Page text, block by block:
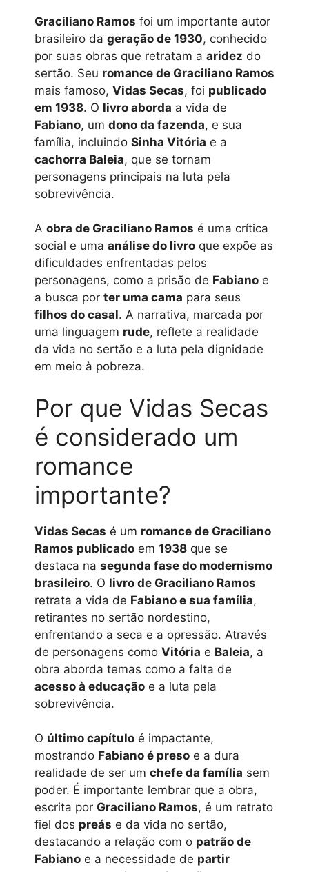
Graciliano Ramos foi um importante autor
brasileiro da geração de 1930, conhecido
por suas obras que retratam a aridez do
sertão. Seu romance de Graciliano Ramos
mais famoso, Vidas Secas, foi publicado
em 1938. O livro aborda a vida de
Fabiano, um dono da fazenda, e sua
família, incluindo Sinha Vitória e a
cachorra Baleia, que se tornam
personagens principais na luta pela
sobrevivência.
A obra de Graciliano Ramos é uma crítica
social e uma análise do livro que expõe as
dificuldades enfrentadas pelos
personagens, como a prisão de Fabiano e
a busca por ter uma cama para seus
filhos do casal. A narrativa, marcada por
uma linguagem rude, reflete a realidade
da vida no sertão e a luta pela dignidade
em meio à pobreza.
Por que Vidas Secas
é considerado um
romance
importante?
Vidas Secas é um romance de Graciliano
Ramos publicado em 1938 que se
destaca na segunda fase do modernismo
brasileiro. O livro de Graciliano Ramos
retrata a vida de Fabiano e sua família,
retirantes no sertão nordestino,
enfrentando a seca e a opressão. Através
de personagens como Vitória e Baleia, a
obra aborda temas como a falta de
acesso à educação e a luta pela
sobrevivência.
O último capítulo é impactante,
mostrando Fabiano é preso e a dura
realidade de ser um chefe da família sem
poder. É importante lembrar que a obra,
escrita por Graciliano Ramos, é um retrato
fiel dos preás e da vida no sertão,
destacando a relação com o patrão de
Fabiano e a necessidade de partir